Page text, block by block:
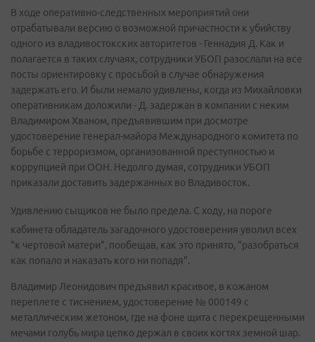
В ходе оперативно-следственных мероприятий они
отрабатывали версию о возможной причастности к убийству
одного из владивостокских авторитетов - Геннадия Д. Как и
полагается в таких случаях, сотрудники УБОП разослали на все
посты ориентировку с просьбой в случае обнаружения
задержать его. И были немало удивлены, когда из Михайловки
оперативникам доложили - Д. задержан в компании с неким
Владимиром Хваном, предъявившим при досмотре
удостоверение генерал-майора Международного комитета по
борьбе с терроризмом, организованной преступностью и
коррупцией при ООН. Недолго думая, сотрудники УБОП
приказали доставить задержанных во Владивосток.
Удивлению сыщиков не было предела. С ходу, на пороге
кабинета обладатель загадочного удостоверения уволил всех
"к чертовой матери", пообещав, как это принято, "разобраться
как попало и наказать кого ни попадя".
Владимир Леонидович предъявил красивое, в кожаном
переплете с тиснением, удостоверение № 000149 с
металлическим жетоном, где на фоне щита с перекрещенными
мечами голубь мира цепко держал в своих когтях земной шар.